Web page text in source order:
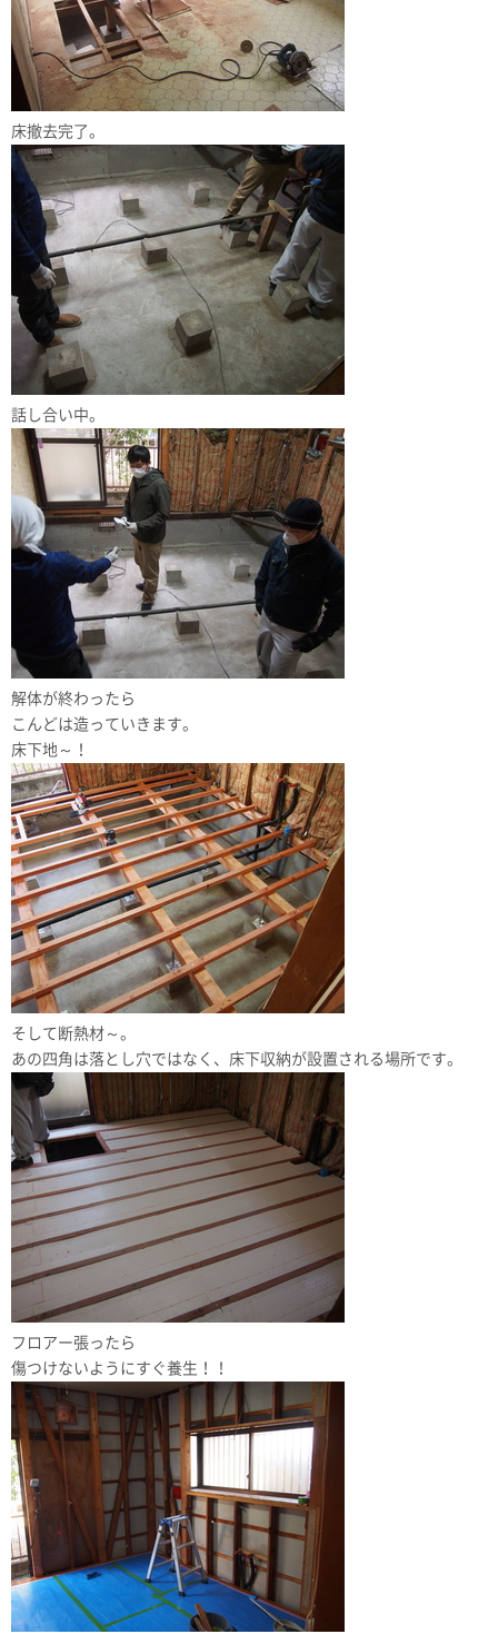
床撤去完了。
話し合い中。
解体が終わったら
こんどは造っていきます。
床下地～！
そして断熱材～。
あの四角は落とし穴ではなく、床下収納が設置される場所です。
フロアー張ったら
傷つけないようにすぐ養生！！